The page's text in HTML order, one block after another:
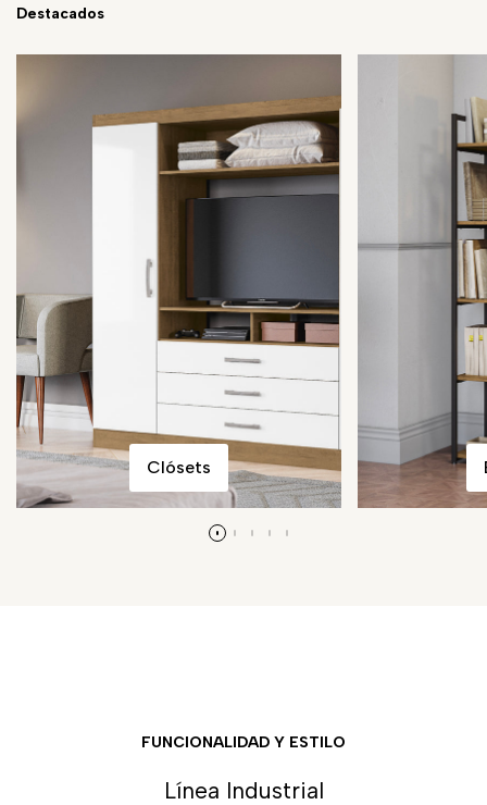
Destacados
Clósets
FUNCIONALIDAD Y ESTILO
Línea Industrial